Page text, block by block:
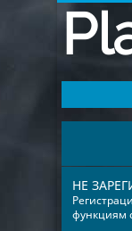
НЕ
функциям